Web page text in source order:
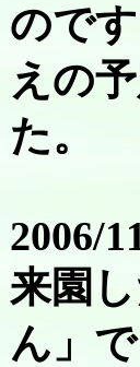
ので
えの
た。
2006/
来園
ん」